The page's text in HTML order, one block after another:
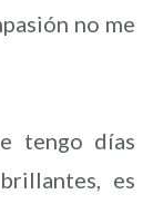
no me
tengo días
es